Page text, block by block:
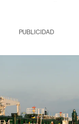
PUBLICIDAD